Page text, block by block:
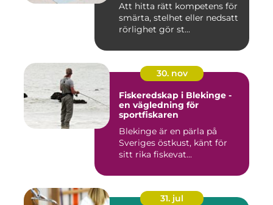
Att hitta rätt kompetens för
smärta, stelhet eller nedsatt
rörlighet gör st...
30. nov
Fiskeredskap i Blekinge -
en vägledning för
sportfiskaren
Blekinge är en pärla på
Sveriges östkust, känt för
sitt rika fiskevat...
31. jul